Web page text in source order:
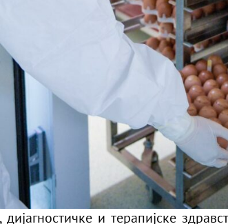
и терапијске